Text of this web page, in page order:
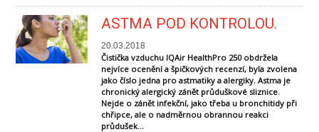
ASTMA POD KONTROLOU.
20.03.2018
Čistička vzduchu IQAir HealthPro 250 obdržela
nejvíce ocenění a špičkových recenzí, byla zvolena
jako číslo jedna pro astmatiky a alergiky. Astma je
chronický alergický zánět průduškové sliznice.
Nejde o zánět infekční, jako třeba u bronchitidy při
chřipce, ale o nadměrnou obrannou reakci
průdušek...